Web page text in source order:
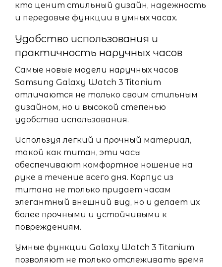
кто ценит стильный дизайн, надежность
и передовые функции в умных часах.
Удобство использования и
практичность наручных часов
Самые новые модели наручных часов
Samsung Galaxy Watch 3 Titanium
отличаются не только своим стильным
дизайном, но и высокой степенью
удобства использования.
Используя легкий и прочный материал,
такой как титан, эти часы
обеспечивают комфортное ношение на
руке в течение всего дня. Корпус из
титана не только придает часам
элегантный внешний вид, но и делает их
более прочными и устойчивыми к
повреждениям.
Умные функции Galaxy Watch 3 Titanium
позволяют не только отслеживать время